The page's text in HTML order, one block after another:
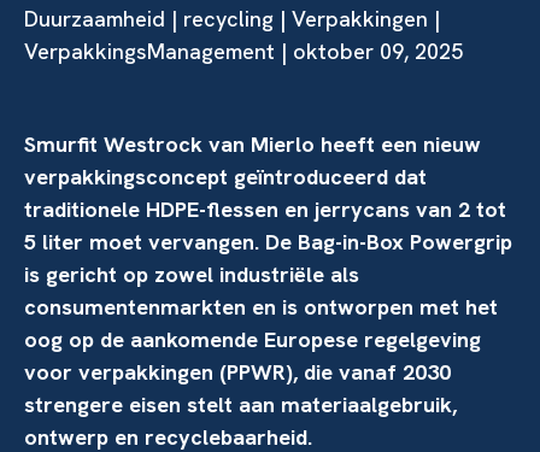
Duurzaamheid | recycling | Verpakkingen |
VerpakkingsManagement | oktober 09, 2025
Smurfit Westrock van Mierlo heeft een nieuw
verpakkingsconcept geïntroduceerd dat
traditionele HDPE-flessen en jerrycans van 2 tot
5 liter moet vervangen. De Bag-in-Box Powergrip
is gericht op zowel industriële als
consumentenmarkten en is ontworpen met het
oog op de aankomende Europese regelgeving
voor verpakkingen (PPWR), die vanaf 2030
strengere eisen stelt aan materiaalgebruik,
ontwerp en recyclebaarheid.